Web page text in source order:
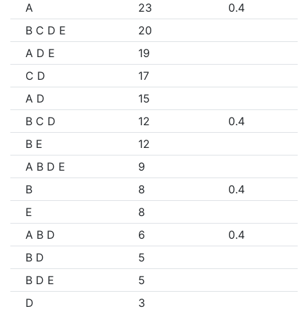
A
23
0.4
B C D E
20
A D E
19
C D
17
A D
15
B C D
12
0.4
B E
12
A B D E
9
B
8
0.4
E
8
A B D
6
0.4
B D
5
B D E
5
D
3